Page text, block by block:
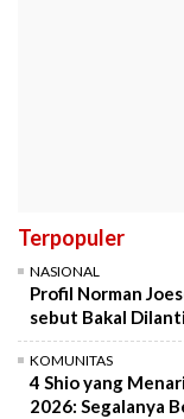
Terpopuler
NASIONAL
Profil Norman
sebut Bakal
KOMUNITAS
4 Shio yang
2026: Segalanya